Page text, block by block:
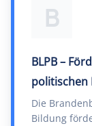
B
BLPB –
politischen
Die
Bildung